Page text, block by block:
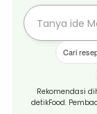
Cari
Rekomendasi
detikFood.